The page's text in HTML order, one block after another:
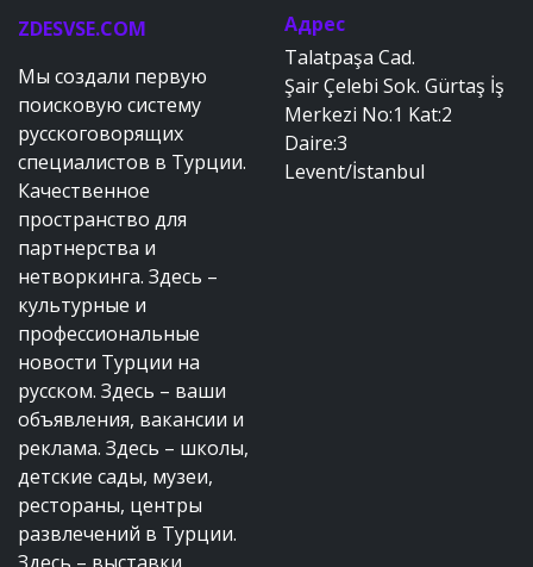
ZDESVSE.COM
Мы создали первую
поисковую систему
русскоговорящих
специалистов в Турции.
Качественное
пространство для
партнерства и
нетворкинга. Здесь –
культурные и
профессиональные
новости Турции на
русском. Здесь – ваши
объявления, вакансии и
реклама. Здесь – школы,
детские сады, музеи,
рестораны, центры
развлечений в Турции.
Адрес
Talatpaşa Cad.
Şair Çelebi Sok. Gürtaş İş
Merkezi No:1 Kat:2
Daire:3
Levent/İstanbul